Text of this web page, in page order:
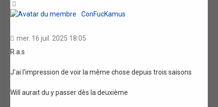
ConFucKamus
mer. 16 juil. 2025 18:05
R.a.s
J'ai l'impression de voir la même chose depuis trois saisons
Will aurait du y passer dès la deuxième